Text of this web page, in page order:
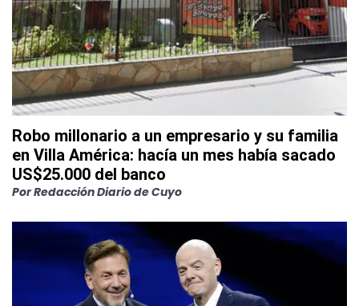
Robo millonario a un empresario y su familia
en Villa América: hacía un mes había sacado
US$25.000 del banco
PorRedacción Diario de Cuyo